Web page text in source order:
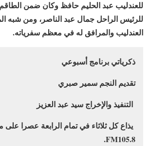
للعندليب عبد الحليم حافظ وكان ضمن
للرئيس الراحل جمال عبد الناصر، ومن شبه
العندليب والمرافق له في معظم سفرياته.
ذكرياتي برنامج أسبوعي
تقديم النجم سمير صبري
التنفيذ والإخراج سيد عبد العزيز
يذاع كل ثلاثاء في تمام الرابعة عصرا على
105.8
FM
.